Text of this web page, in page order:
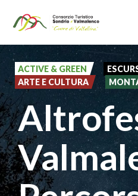
contenuto
principale
WEBCAM &
ISCRIVITI
IT
ACTIVE & GREEN
ARTE E CULTURA